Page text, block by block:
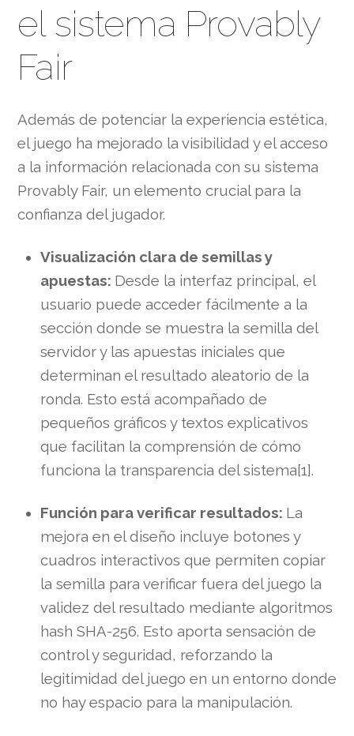
el sistema Provably
Fair
Además de potenciar la experiencia estética,
el juego ha mejorado la visibilidad y el acceso
a la información relacionada con su sistema
Provably Fair, un elemento crucial para la
confianza del jugador.
Visualización clara de semillas y
apuestas: Desde la interfaz principal, el
usuario puede acceder fácilmente a la
sección donde se muestra la semilla del
servidor y las apuestas iniciales que
determinan el resultado aleatorio de la
ronda. Esto está acompañado de
pequeños gráficos y textos explicativos
que facilitan la comprensión de cómo
funciona la transparencia del sistema[1].
Función para verificar resultados: La
mejora en el diseño incluye botones y
cuadros interactivos que permiten copiar
la semilla para verificar fuera del juego la
validez del resultado mediante algoritmos
hash SHA-256. Esto aporta sensación de
control y seguridad, reforzando la
legitimidad del juego en un entorno donde
no hay espacio para la manipulación.